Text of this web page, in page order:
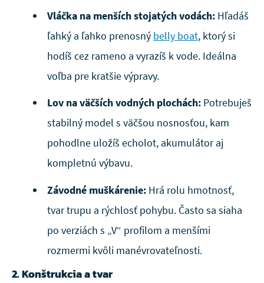
Vláčka na menších stojatých vodách: Hľadáš
ľahký a ľahko prenosný belly boat, ktorý si
hodíš cez rameno a vyrazíš k vode. Ideálna
voľba pre kratšie výpravy.
Lov na väčších vodných plochách: Potrebuješ
stabilný model s väčšou nosnosťou, kam
pohodlne uložíš echolot, akumulátor aj
kompletnú výbavu.
Závodné muškárenie: Hrá rolu hmotnosť,
tvar trupu a rýchlosť pohybu. Často sa siaha
po verziách s „V“ profilom a menšími
rozmermi kvôli manévrovateľnosti.
2. Konštrukcia a tvar